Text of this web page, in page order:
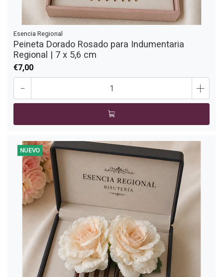
Esencia Regional
Peineta Dorado Rosado para Indumentaria
Regional | 7 x 5,6 cm
€7,00
- +
NUEVO